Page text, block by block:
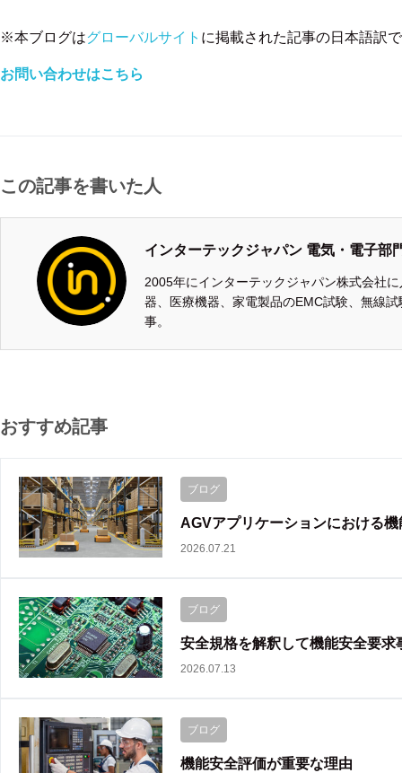
※本ブログはグローバルサイト に掲載された記事の日本語訳
お問い合わせはこちら
この記事を書いた人
インターテックジャパン 電気・電子部
2005年にインターテックジャパン株式会社
器、医療機器、家電製品のEMC試験、無線
事。
おすすめ記事
ブログ
AGVアプリケーションにおける
2026.07.21
ブログ
安全規格を解釈して機能安全要
2026.07.13
ブログ
機能安全評価が重要な理由